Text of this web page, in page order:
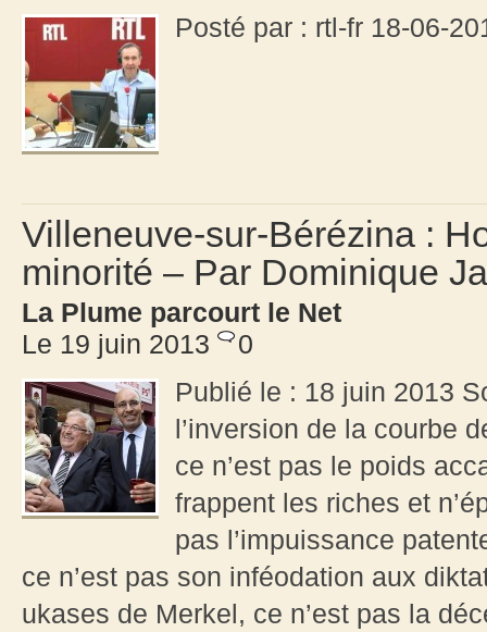
Posté par : rtl-fr 18-06-
Villeneuve-sur-Bérézina :
minorité – Par Dominique
La Plume parcourt le Net
Le 19 juin 2013
0
Publié le : 18 juin 2013
l’inversion de la courbe
ce n’est pas le poids
frappent les riches et
pas l’impuissance
ce n’est pas son inféodation aux
ukases de Merkel, ce n’est pas la